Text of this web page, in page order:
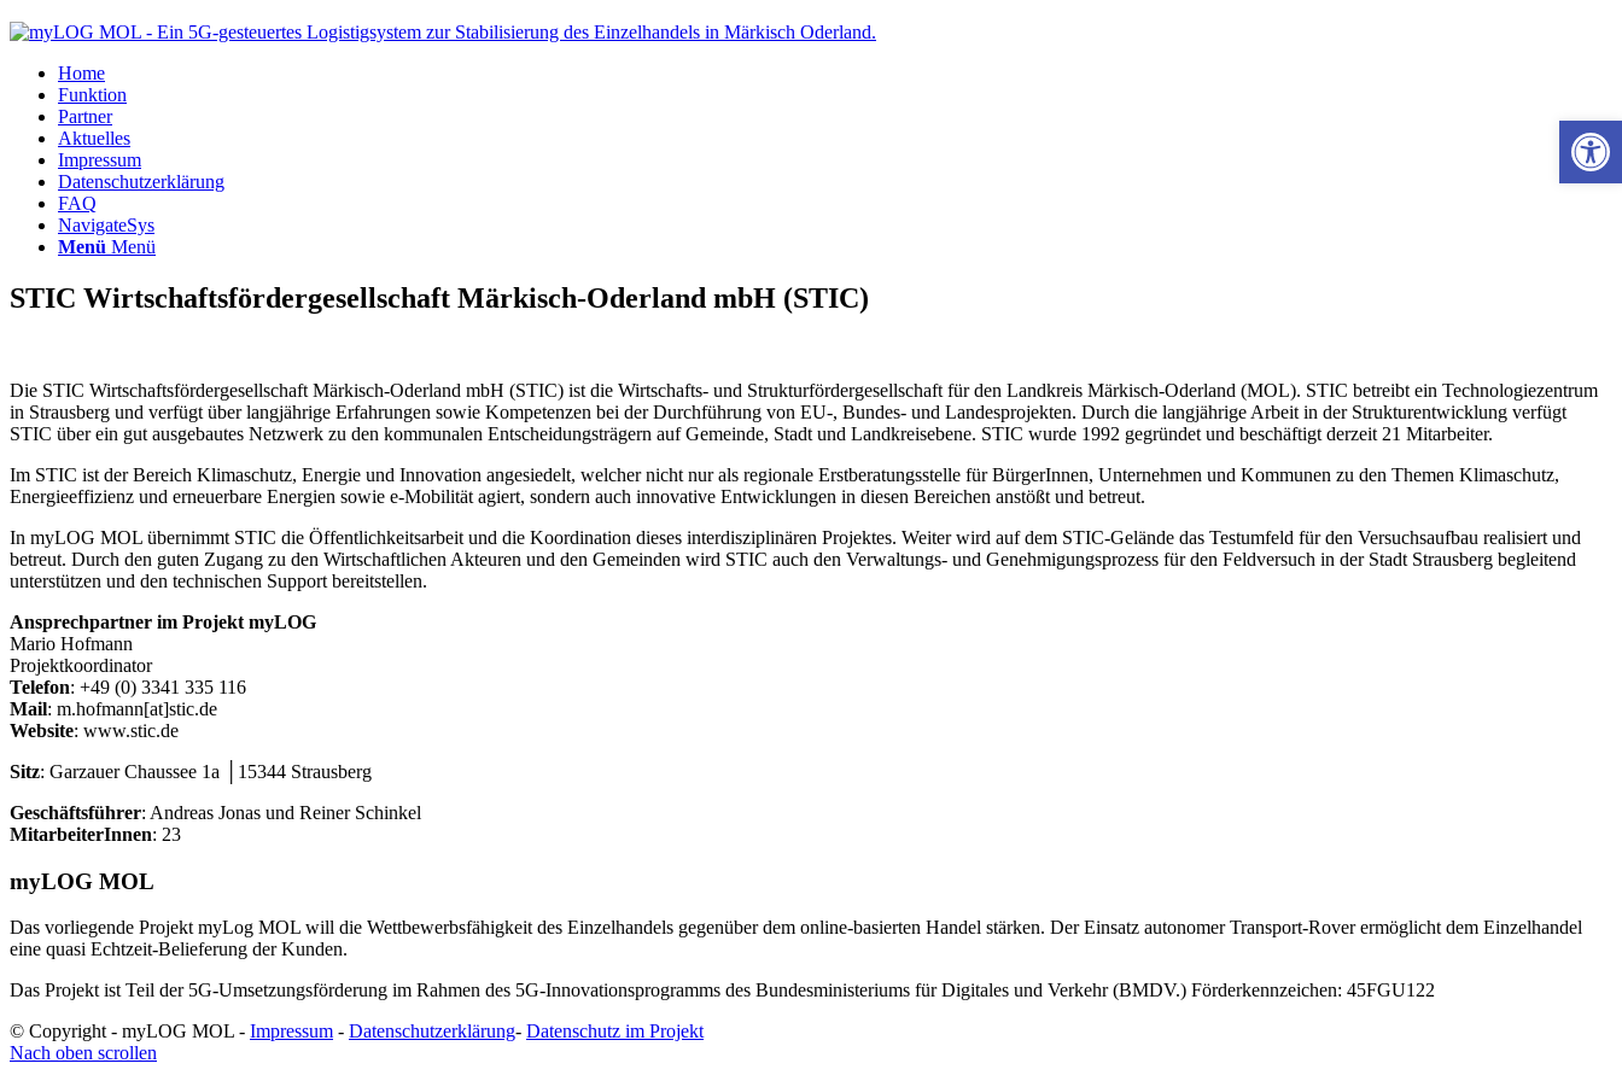
Home
Funktion
Partner
Aktuelles
Impressum
Datenschutzerklärung
FAQ
NavigateSys
Menü Menü
STIC Wirtschaftsfördergesellschaft Märkisch-Oderland mbH (STIC)
Die STIC Wirtschaftsfördergesellschaft Märkisch-Oderland mbH (STIC) ist die Wirtschafts- und Strukturfördergesellschaft für den Landkreis Märkisch-Oderland (MOL). STIC betreibt ein Technologiezentrum
in Strausberg und verfügt über langjährige Erfahrungen sowie Kompetenzen bei der Durchführung von EU-, Bundes- und Landesprojekten. Durch die langjährige Arbeit in der Strukturentwicklung verfügt
STIC über ein gut ausgebautes Netzwerk zu den kommunalen Entscheidungsträgern auf Gemeinde, Stadt und Landkreisebene. STIC wurde 1992 gegründet und beschäftigt derzeit 21 Mitarbeiter.
Im STIC ist der Bereich Klimaschutz, Energie und Innovation angesiedelt, welcher nicht nur als regionale Erstberatungsstelle für BürgerInnen, Unternehmen und Kommunen zu den Themen Klimaschutz,
Energieeffizienz und erneuerbare Energien sowie e-Mobilität agiert, sondern auch innovative Entwicklungen in diesen Bereichen anstößt und betreut.
In myLOG MOL übernimmt STIC die Öffentlichkeitsarbeit und die Koordination dieses interdisziplinären Projektes. Weiter wird auf dem STIC-Gelände das Testumfeld für den Versuchsaufbau realisiert und
betreut. Durch den guten Zugang zu den Wirtschaftlichen Akteuren und den Gemeinden wird STIC auch den Verwaltungs- und Genehmigungsprozess für den Feldversuch in der Stadt Strausberg begleitend
unterstützen und den technischen Support bereitstellen.
Ansprechpartner im Projekt myLOG
Mario Hofmann
Projektkoordinator
Telefon: +49 (0) 3341 335 116
Mail: m.hofmann[at]stic.de
Website: www.stic.de
Sitz: Garzauer Chaussee 1a │15344 Strausberg
Geschäftsführer: Andreas Jonas und Reiner Schinkel
MitarbeiterInnen: 23
myLOG MOL
Das vorliegende Projekt myLog MOL will die Wettbewerbsfähigkeit des Einzelhandels gegenüber dem online-basierten Handel stärken. Der Einsatz autonomer Transport-Rover ermöglicht dem Einzelhandel
eine quasi Echtzeit-Belieferung der Kunden.
Das Projekt ist Teil der 5G-Umsetzungsförderung im Rahmen des 5G-Innovationsprogramms des Bundesministeriums für Digitales und Verkehr (BMDV.) Förderkennzeichen: 45FGU122
© Copyright - myLOG MOL - Impressum - Datenschutzerklärung- Datenschutz im Projekt
Nach oben scrollen